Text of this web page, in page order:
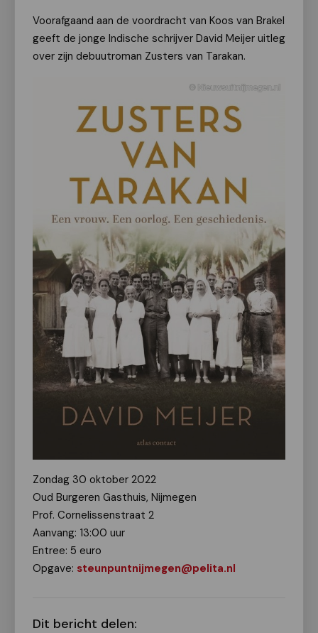
Voorafgaand aan de voordracht van Koos van Brakel
geeft de jonge Indische schrijver David Meijer uitleg
over zijn debuutroman Zusters van Tarakan.
Zondag 30 oktober 2022
Oud Burgeren Gasthuis, Nijmegen
Prof. Cornelissenstraat 2
Aanvang: 13:00 uur
Entree: 5 euro
Opgave: steunpuntnijmegen@pelita.nl
Dit bericht delen: